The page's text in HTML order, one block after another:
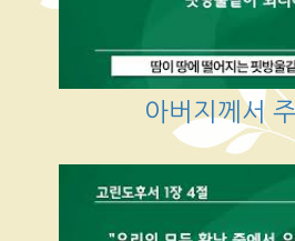
아버지께서